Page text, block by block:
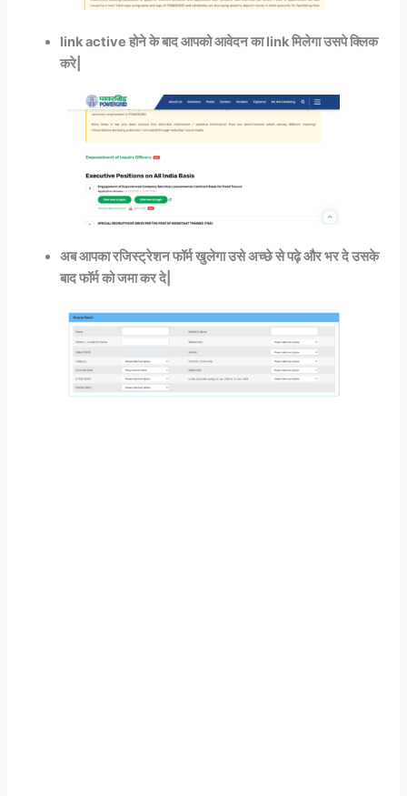
link active होने के बाद आपको आवेदन का link मिलेगा उसपे क्लिक
करे|
अब आपका रजिस्ट्रेशन फॉर्म खुलेगा उसे अच्छे से पढ़े और भर दे उसके
बाद फॉर्म को जमा कर दे|